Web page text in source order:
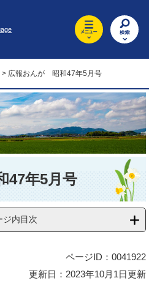
> 広報おんが 昭和47年5月号
年5月号
ジ内目次
ページID：0041922
更新日：2023年10月1日更新